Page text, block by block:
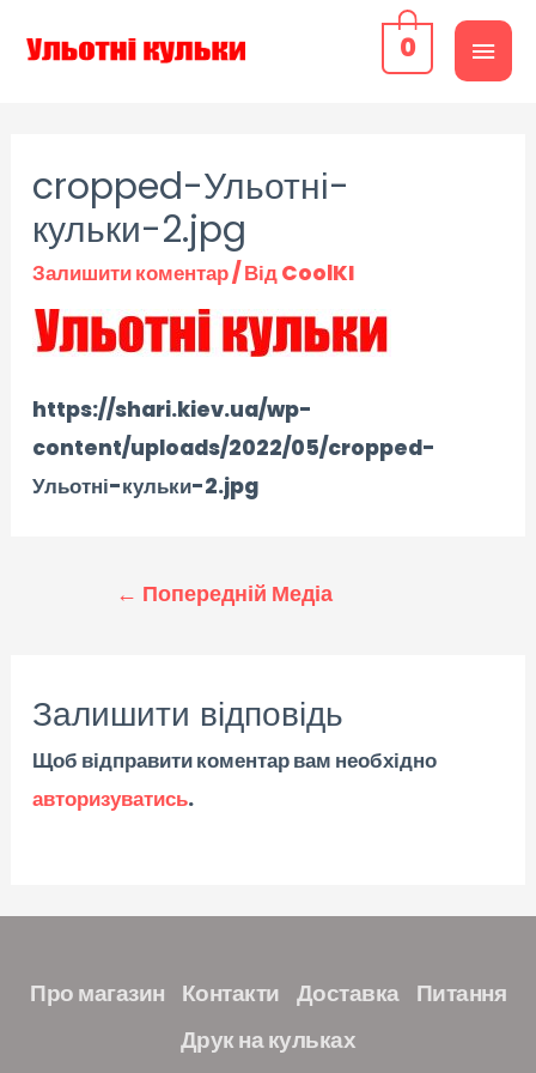
0
cropped-Ульотні-
кульки-2.jpg
Залишити коментар/ ВідCoolKI
https://shari.kiev.ua/wp-
content/uploads/2022/05/cropped-
Ульотні-кульки-2.jpg
← Попередній Медіа
Залишити відповідь
Щоб відправити коментар вам необхідно
авторизуватись.
Про магазин Контакти Доставка Питання
Друк на кульках